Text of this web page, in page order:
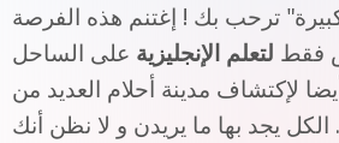
ترحب بك ! إغتنم هذه الفرصة
فقط لتعلم الإنجليزية على الساحل
لإكتشاف مدينة أحلام العديد من
يجد بها ما يريدن و لا نظن أنك